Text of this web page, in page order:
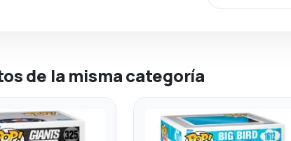
de la misma categoría